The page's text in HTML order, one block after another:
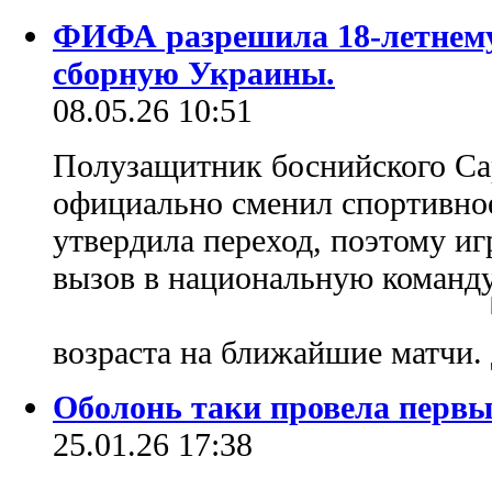
ФИФА разрешила 18-
сборную Украины.
08.05.26 10:51
Полузащитник боснийского
официально сменил
утвердила переход, поэтому
вызов в национальную
возраста на ближайшие матчи.
Оболонь таки провела
25.01.26 17:38